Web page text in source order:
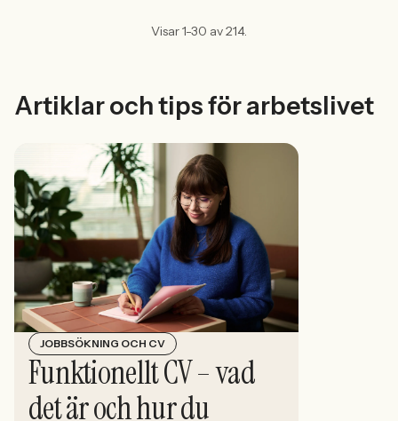
Visar 1-30 av 214.
Artiklar och tips för arbetslivet
JOBBSÖKNING OCH CV
Funktionellt CV – vad
det är och hur du